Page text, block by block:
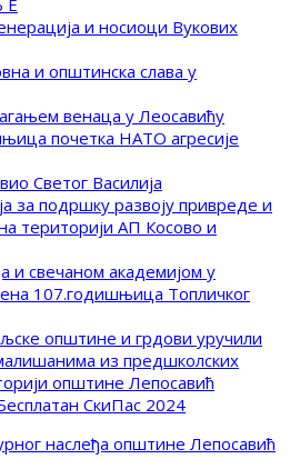
Е
и носиоци Вукових
и општинска слава у
венаца у Леосавићу
почетка НАТО агресије
Светог Василија
за подршку развоју привреде и
територији АП Косово и
и свечаном академијом у
107.годишњица Топличког
општине и грдови уручили
из предшколских
општине Лепосавић
СкиПас 2024